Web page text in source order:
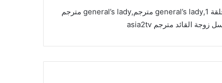
مسلسل زوجة القائد,general’s lady,مسلسل زوجة القائد الحلقة 1,general’s lady مترجم,general’s lady مترجم